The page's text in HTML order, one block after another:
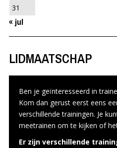
31
« jul
LIDMAATSCHAP
Ben je geïnteresseerd in
Kom dan gerust eerst eens
verschillende trainingen. Je
meetrainen om te kijken of
Er zijn verschillende